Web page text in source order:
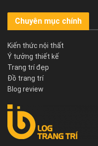
Chuyên mục chính
Kiến thức nội thất
Ý tưởng thiết kế
Trang trí đẹp
Đồ trang trí
Blog review